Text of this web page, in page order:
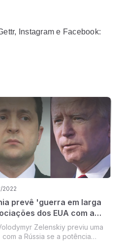
Instagram e Facebook:
2022
prevê 'guerra em larga
dos EUA com a
avanço.
Zelenskiy previu uma
a Rússia se a potência